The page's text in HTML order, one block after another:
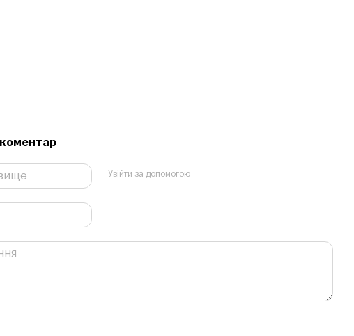
коментар
Увійти за допомогою